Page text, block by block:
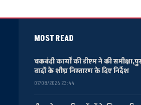
MOST READ
चकबंदी कार्यों की डीएम ने की
वादों के शीघ्र निस्तारण के दिए निर्देश
07/08/2026 23:44